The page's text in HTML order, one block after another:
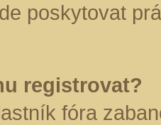
poskytovat
registrovat?
fóra